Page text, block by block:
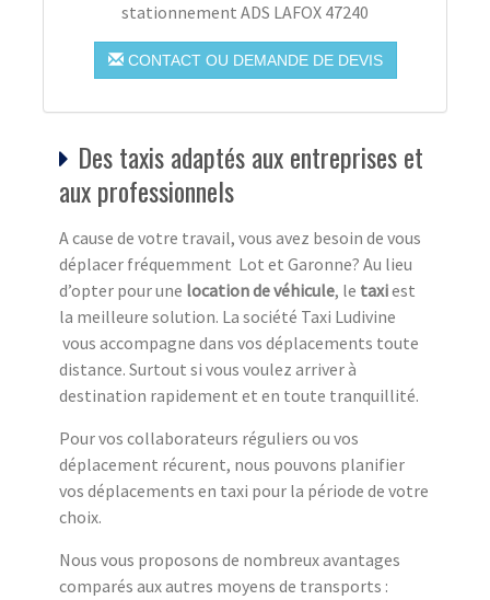
stationnement ADS LAFOX 47240
CONTACT OU DEMANDE DE DEVIS
Des taxis adaptés aux entreprises et
aux professionnels
A cause de votre travail, vous avez besoin de vous
déplacer fréquemment Lot et Garonne? Au lieu
d’opter pour une location de véhicule, le taxiest
la meilleure solution. La société Taxi Ludivine
vous accompagne dans vos déplacements toute
distance. Surtout si vous voulez arriver à
destination rapidement et en toute tranquillité.
Pour vos collaborateurs réguliers ou vos
déplacement récurent, nous pouvons planifier
vos déplacements en taxi pour la période de votre
choix.
Nous vous proposons de nombreux avantages
comparés aux autres moyens de transports :